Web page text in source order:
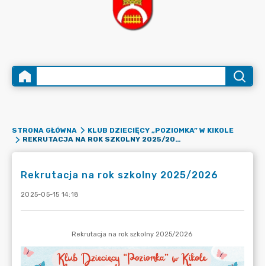
STRONA GŁÓWNA
KLUB DZIECIĘCY „POZIOMKA” W KIKOLE
REKRUTACJA NA ROK SZKOLNY 2025/2026
Rekrutacja na rok szkolny 2025/2026
2025-05-15 14:18